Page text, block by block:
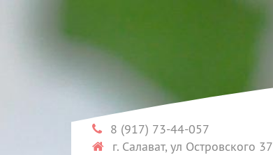
8 (917) 73-44-057
г. Салават, ул Островского 37